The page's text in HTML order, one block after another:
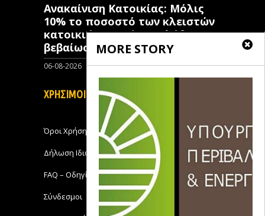
MORE STORY
Ανακαίνιση Κατοικίας: Μόλις
10% το ποσοστό των κλειστών
κατοικιών που έχουν λάβει
βεβαίωση ένταξης
06-08-2026 0
ΧΡΗΣΙΜΟΙ ΣΥΝΔΕΣΜΟΙ
Όροι Χρήσης
Δήλωση Ιδιωτικότητας
FAQ – Οδηγίες Χρήσης
Σύνδεσμοι